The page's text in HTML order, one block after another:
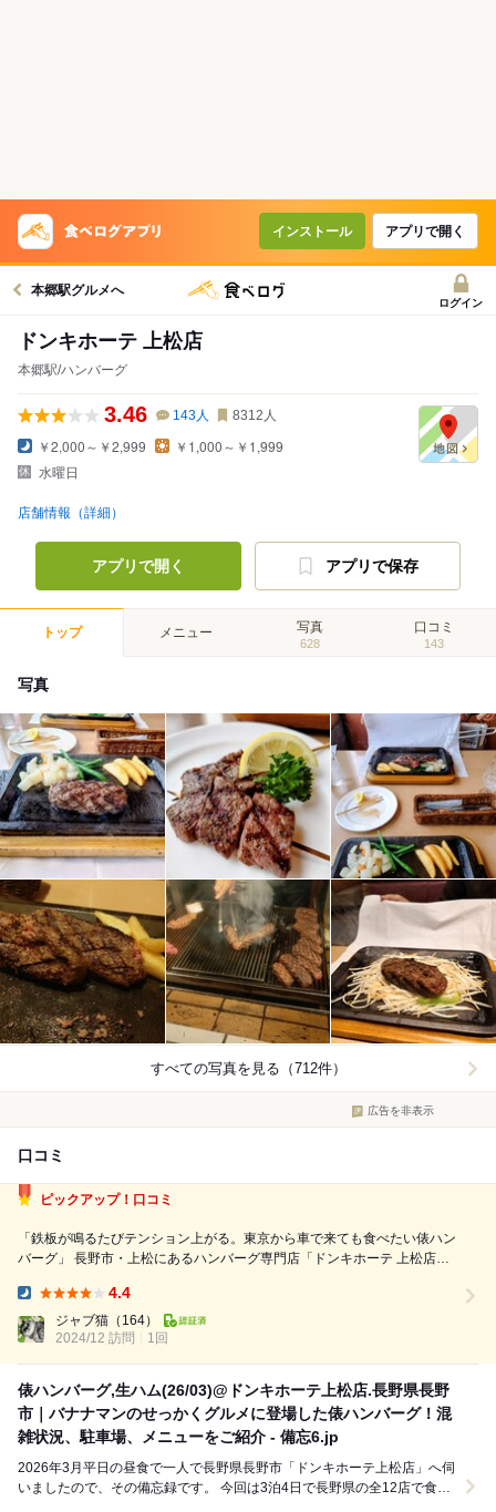
インストール アプリで開く
本郷駅グルメへ
ログイン
ドンキホーテ 上松店
本郷駅/ハンバーグ
3.46 143人 8312 人
￥2,000～￥2,999
￥1,000～￥1,999
水曜日
店舗情報（詳細）
アプリで開く アプリで保存
トップ メニュー 写真
628
口コミ
143
写真
すべての写真を見る（712件）
広告を非表示
口コミ
ピックアップ！口コミ
「鉄板が鳴るたびテンション上がる。東京から車で来ても食べたい俵ハン
バーグ」 長野市・上松にあるハンバーグ専門店「ドンキホーテ 上松店」
お店は県道沿いにあって駐車場もあり、車でのアクセスもスムーズ 到着
したのはお昼すぎ...
4.4
ジャブ猫 （164）
2024/12 訪問
1回
俵ハンバーグ,生ハム(26/03)@ドンキホーテ上松店.長野県長野
市｜バナナマンのせっかくグルメに登場した俵ハンバーグ！混
雑状況、駐車場、メニューをご紹介 - 備忘6.jp
2026年3月平日の昼食で一人で長野県長野市「ドンキホーテ上松店」へ伺
いましたので、その備忘録です。 今回は3泊4日で長野県の全12店で食道